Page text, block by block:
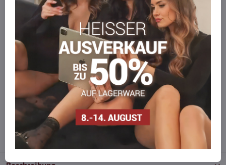
Werden Sie Teil von everlady
Werden Sie Teil von everlady und genießen Sie einen5 %
Mitgliedervorteilbei jedem Einkauf.
Der Vorteil wird automatisch im Warenkorb angewendet.
Möchten Sie mehr bestellen, als wir
auf Lager haben?
Zögern Sie nicht, uns zu kontaktieren, wir füllen die Ware für Sie
wieder auf!
info​@everlady​.eu